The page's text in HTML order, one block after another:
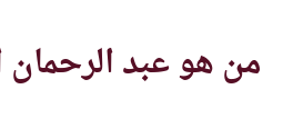
من هو عبد الرحمان